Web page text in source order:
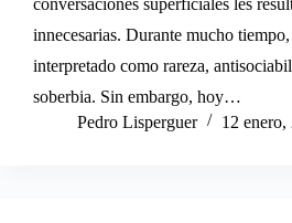
conversaciones superficiales les
innecesarias. Durante mucho
interpretado como rareza,
soberbia. Sin embargo, hoy…
Pedro Lisperguer
12 enero,